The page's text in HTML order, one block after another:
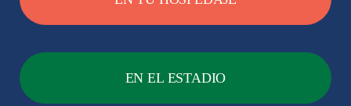
EN EL ESTADIO